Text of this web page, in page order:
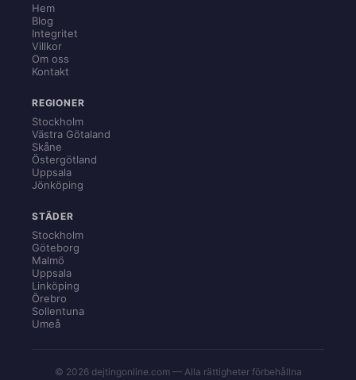
Hem
Blog
Integritet
Villkor
Om oss
Kontakt
REGIONER
Stockholm
Västra Götaland
Skåne
Östergötland
Uppsala
Jönköping
STÄDER
Stockholm
Göteborg
Malmö
Uppsala
Linköping
Örebro
Sollentuna
Umeå
© 2026 dejtingonline.com — Alla rättigheter förbehållna